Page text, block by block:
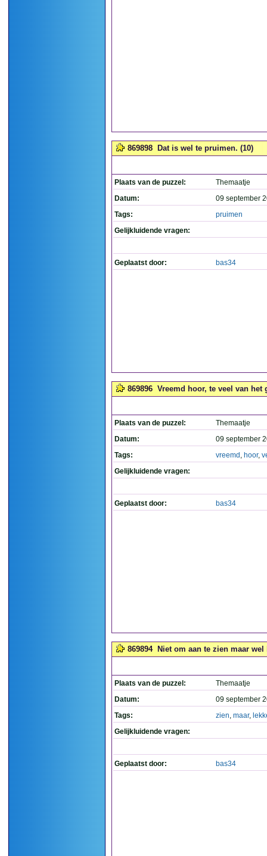
869898 Dat is wel te pruimen. (10)
Plaats van de puzzel:
Themaatje
Datum:
09 september
Tags:
pruimen
Gelijkluidende vragen:
Geplaatst door: bas34
869896 Vreemd hoor, te veel van het
Plaats van de puzzel:
Themaatje
Datum:
09 september
Tags:
vreemd , hoor,
Gelijkluidende vragen:
Geplaatst door: bas34
869894 Niet om aan te zien maar wel
Plaats van de puzzel:
Themaatje
Datum:
09 september
Tags:
zien, maar,
Gelijkluidende vragen:
Geplaatst door: bas34